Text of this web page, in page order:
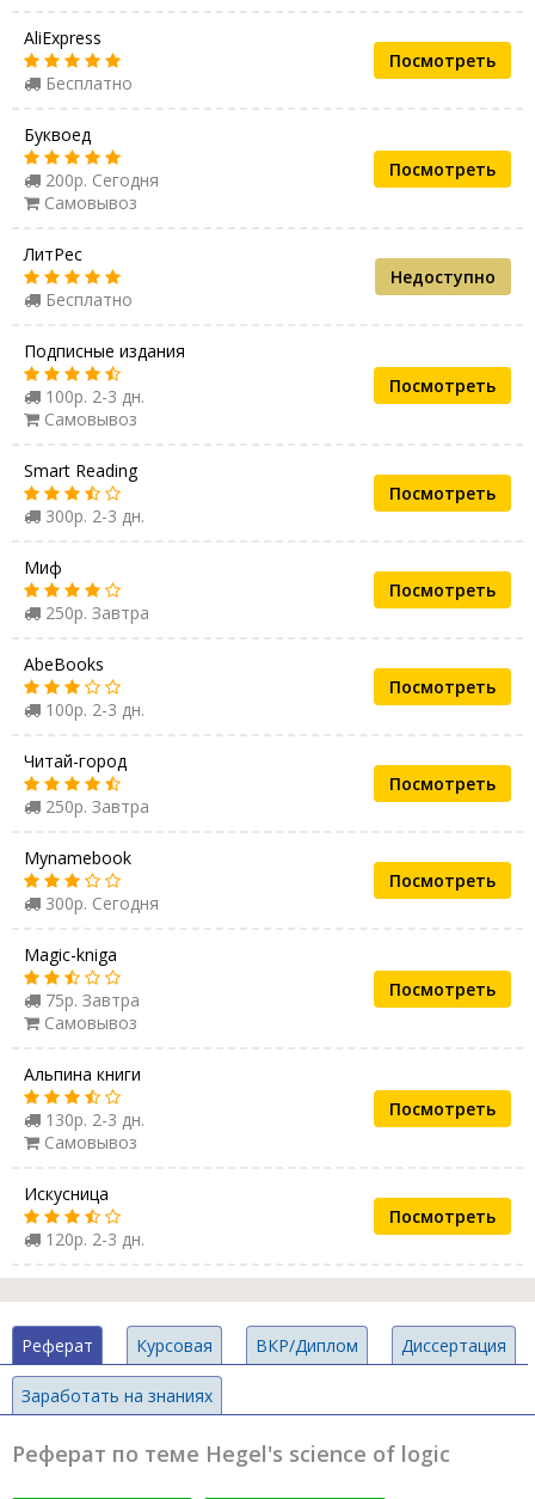
AliExpress
Бесплатно
Посмотреть
Буквоед
200р. Сегодня
Самовывоз
Посмотреть
ЛитРес
Бесплатно
Недоступно
Подписные издания
100р. 2-3 дн.
Самовывоз
Посмотреть
Smart Reading
300р. 2-3 дн.
Посмотреть
Миф
250р. Завтра
Посмотреть
AbeBooks
100р. 2-3 дн.
Посмотреть
Читай-город
250р. Завтра
Посмотреть
Mynamebook
300р. Сегодня
Посмотреть
Magic-kniga
75р. Завтра
Самовывоз
Посмотреть
Альпина книги
130р. 2-3 дн.
Самовывоз
Посмотреть
Искусница
120р. 2-3 дн.
Посмотреть
Реферат Курсовая ВКР/Диплом Диссертация
Заработать на знаниях
Реферат по теме Hegel's science of logic